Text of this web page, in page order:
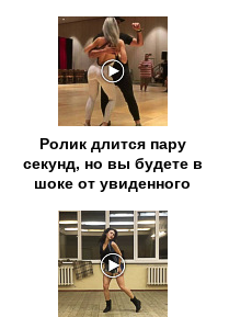
Ролик длится пару
секунд, но вы будете в
шоке от увиденного